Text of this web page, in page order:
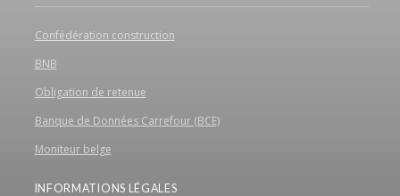
Confédération construction
BNB
Obligation de retenue
Banque de Données Carrefour (BCE)
Moniteur belge
INFORMATIONS LÉGALES